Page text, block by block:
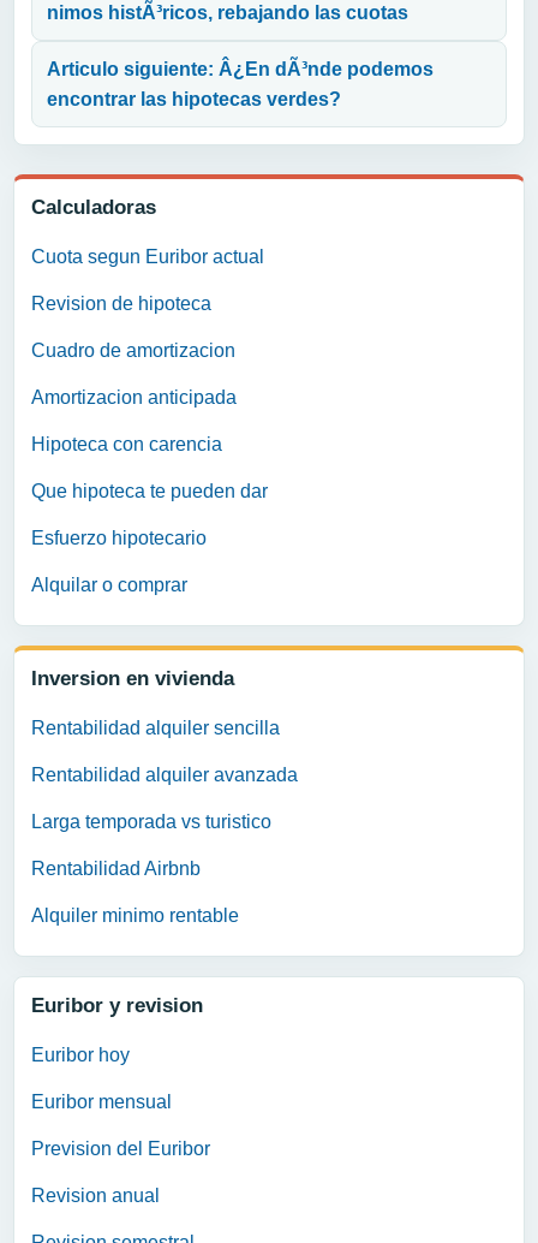
Calculadoras
Cuota segun Euribor actual
Revision de hipoteca
Cuadro de amortizacion
Amortizacion anticipada
Hipoteca con carencia
Que hipoteca te pueden dar
Esfuerzo hipotecario
Alquilar o comprar
Inversion en vivienda
Rentabilidad alquiler sencilla
Rentabilidad alquiler avanzada
Larga temporada vs turistico
Rentabilidad Airbnb
Alquiler minimo rentable
Euribor y revision
Euribor hoy
Euribor mensual
Prevision del Euribor
Revision anual
nimos histÃ³ricos, rebajando las cuotas
Articulo siguiente: Â¿En dÃ³nde podemos
encontrar las hipotecas verdes?